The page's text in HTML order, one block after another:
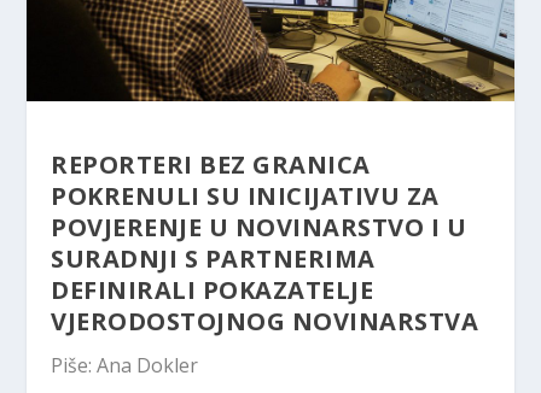
REPORTERI BEZ GRANICA
POKRENULI SU INICIJATIVU ZA
POVJERENJE U NOVINARSTVO I U
SURADNJI S PARTNERIMA
DEFINIRALI POKAZATELJE
VJERODOSTOJNOG NOVINARSTVA
Piše: Ana Dokler